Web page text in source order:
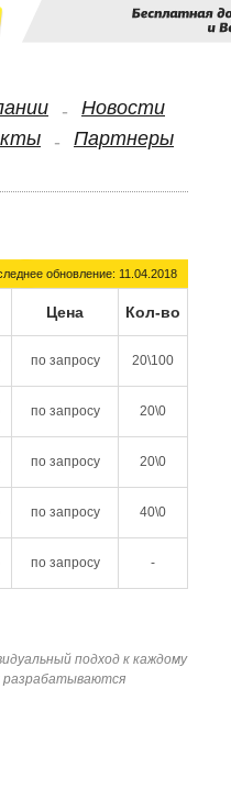
-
Новости
- Партнеры
обновление: 11.04.2018
Цена Кол-во
по запросу 20\100
по запросу 20\0
по запросу 20\0
по запросу 40\0
по запросу -
подход к каждому
разрабатываются